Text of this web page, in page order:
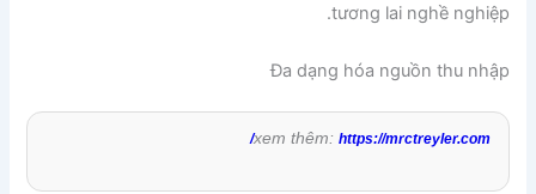
tương lai nghề nghiệp.
Đa dạng hóa nguồn thu nhập
xem thêm: https://mrctreyler.com/